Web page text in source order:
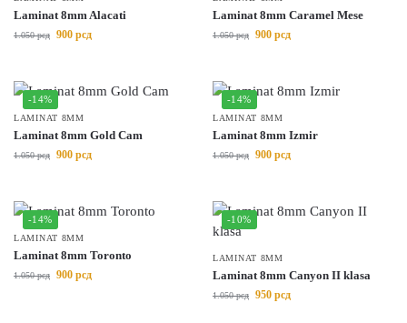
Laminat 8mm Alacati
1.050рсд 900 рсд
Laminat 8mm Caramel Mese
1.050рсд 900 рсд
-14%
LAMINAT 8MM
Laminat 8mm Gold Cam
1.050рсд 900 рсд
-14%
LAMINAT 8MM
Laminat 8mm Izmir
1.050рсд 900 рсд
-14%
LAMINAT 8MM
Laminat 8mm Toronto
1.050рсд 900 рсд
-10%
LAMINAT 8MM
Laminat 8mm Canyon II klasa
1.050рсд 950 рсд